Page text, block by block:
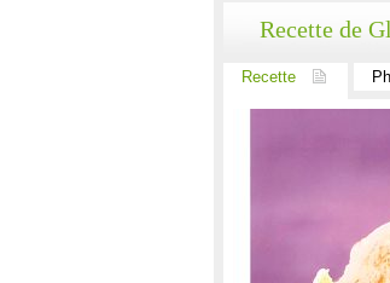
Recette de
Recette
Recettes